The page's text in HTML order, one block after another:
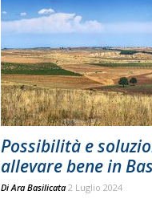
Possibilità e
allevare bene in
DiAra Basilicata 2 Luglio 2024